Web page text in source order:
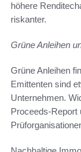
höhere
riskanter.
Grüne Anleihen
Grüne Anleihen
Emittenten sind
Unternehmen.
Proceeds-Report